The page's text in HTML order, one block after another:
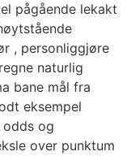
pågående lekakt
, personliggjøre
naturlig
bane mål fra
eksempel
odds og
over punktum